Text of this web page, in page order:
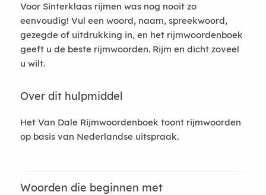
Voor Sinterklaas rijmen was nog nooit zo
eenvoudig! Vul een woord, naam, spreekwoord,
gezegde of uitdrukking in, en het rijmwoordenboek
geeft u de beste rijmwoorden. Rijm en dicht zoveel
u wilt.
Over dit hulpmiddel
Het Van Dale Rijmwoordenboek toont rijmwoorden
op basis van Nederlandse uitspraak.
Woorden die beginnen met